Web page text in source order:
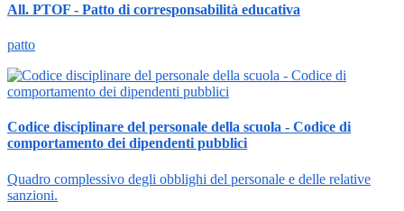
All. PTOF - Patto di corresponsabilità educativa
patto
Codice disciplinare del personale della scuola - Codice di
comportamento dei dipendenti pubblici
Quadro complessivo degli obblighi del personale e delle relative
sanzioni.